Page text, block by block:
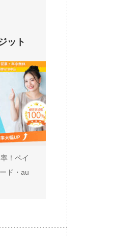
ット
！ペイ
ド・au